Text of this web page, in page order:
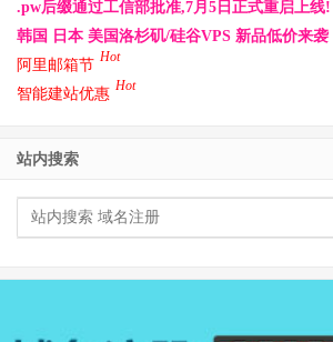
.pw后缀通过工信部批准,7月5日正式重启上线!
韩国 日本 美国洛杉矶/硅谷VPS 新品低价来袭
阿里邮箱节 Hot
智能建站优惠 Hot
站内搜索